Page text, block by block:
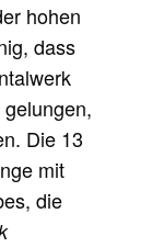
hohen
dass
Die 13
mit
die